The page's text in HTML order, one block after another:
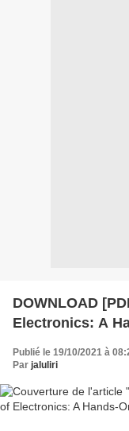
DOWNLOAD
Electronics: A
Publié le 19/10/2021 à
Par jaluliri